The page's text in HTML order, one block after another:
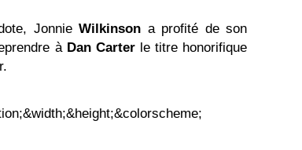
JonnieWilkinson a profité de son
à Dan Carterle titre honorifique